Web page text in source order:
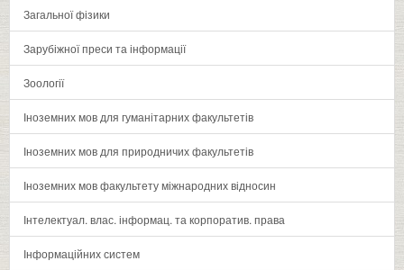
Загальної фізики
Зарубіжної преси та інформації
Зоології
Іноземних мов для гуманітарних факультетів
Іноземних мов для природничих факультетів
Іноземних мов факультету міжнародних відносин
Інтелектуал. влас. інформац. та корпоратив. права
Інформаційних систем